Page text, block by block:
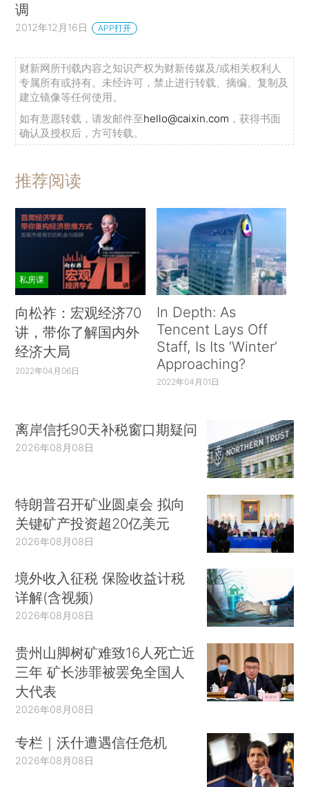
调
2012年12月16日 APP打开
财新网所刊载内容之知识产权为财新传媒及/或相关权利人
专属所有或持有。未经许可，禁止进行转载、摘编、复制及
建立镜像等任何使用。
如有意愿转载，请发邮件至hello@caixin.com ，获得书面
确认及授权后，方可转载。
推荐阅读
私房课
向松祚：宏观经济70
讲，带你了解国内外
经济大局
2022年04月06日
In Depth: As
Tencent Lays Off
Staff, Is Its ‘Winter’
Approaching?
2022年04月01日
离岸信托90天补税窗口期疑问
2026年08月08日
特朗普召开矿业圆桌会 拟向
关键矿产投资超20亿美元
2026年08月08日
境外收入征税 保险收益计税
详解(含视频)
2026年08月08日
贵州山脚树矿难致16人死亡近
三年 矿长涉罪被罢免全国人
大代表
2026年08月08日
专栏｜沃什遭遇信任危机
2026年08月08日